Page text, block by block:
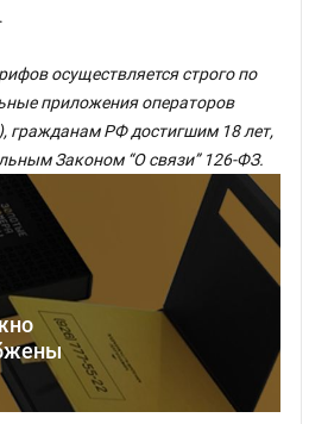
осуществляется строго по
приложения операторов
гражданам РФ достигшим 18 лет,
Законом “О связи” 126-ФЗ.